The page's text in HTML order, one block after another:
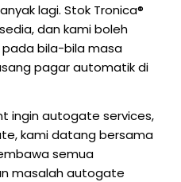
lagi. Stok Tronica®
dan kami boleh
bila-bila masa
pagar automatik di
ingin autogate services,
kami datang bersama
semua
masalah autogate